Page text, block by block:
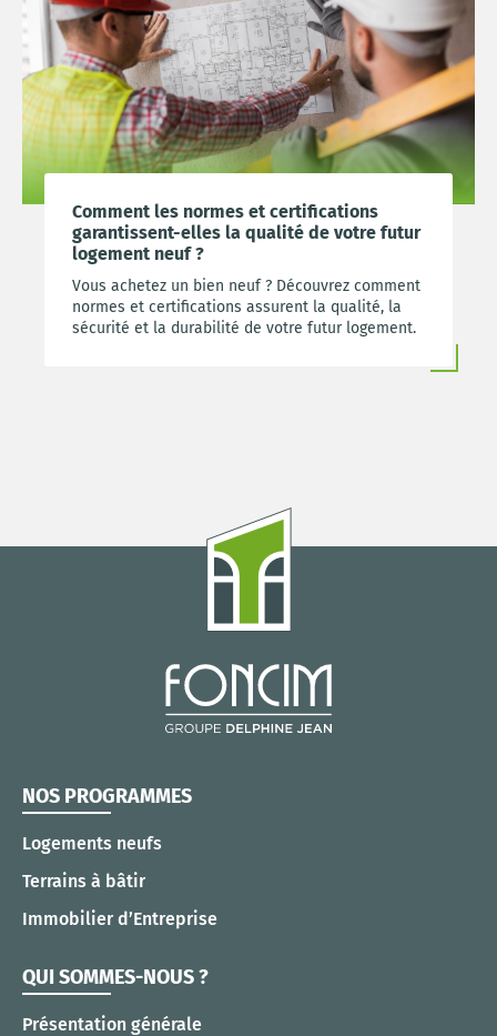
Comment les normes et certifications
garantissent-elles la qualité de votre futur
logement neuf ?
Vous achetez un bien neuf ? Découvrez comment
normes et certifications assurent la qualité, la
sécurité et la durabilité de votre futur logement.
NOS PROGRAMMES
Logements neufs
Terrains à bâtir
Immobilier d’Entreprise
QUI SOMMES-NOUS ?
Présentation générale